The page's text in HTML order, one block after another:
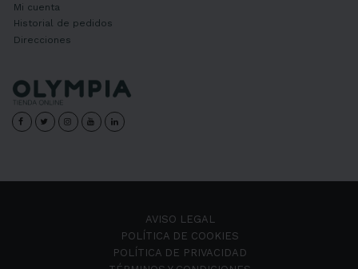
Mi cuenta
Historial de pedidos
Direcciones
AVISO LEGAL
POLÍTICA DE COOKIES
POLÍTICA DE PRIVACIDAD